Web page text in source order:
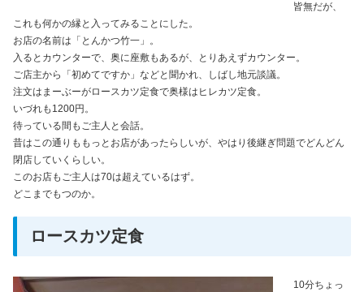
皆無だが、
これも何かの縁と入ってみることにした。
お店の名前は「とんかつ竹一」。
入るとカウンターで、奥に座敷もあるが、とりあえずカウンター。
ご店主から「初めてですか」などと聞かれ、しばし地元談議。
注文はまーぶーがロースカツ定食で奥様はヒレカツ定食。
いづれも1200円。
待っている間もご主人と会話。
昔はこの通りももっとお店があったらしいが、やはり後継ぎ問題でどんどん
閉店していくらしい。
このお店もご主人は70は超えているはず。
どこまでもつのか。
ロースカツ定食
10分ちょっ